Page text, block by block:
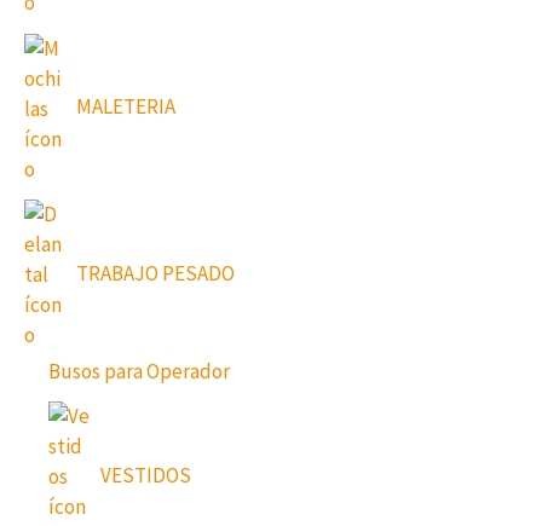
MALETERIA
TRABAJO PESADO
Busos para Operador
VESTIDOS